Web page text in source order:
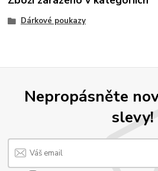
Dárkové poukazy
Nepropásněte
slevy!